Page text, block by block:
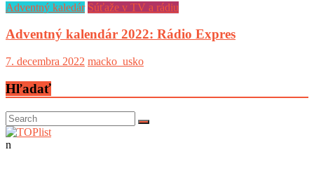
Adventný kaledár Súťaže v TV a rádiu
Adventný kalendár 2022: Rádio Expres
7. decembra 2022 macko_usko
Hľadať
n